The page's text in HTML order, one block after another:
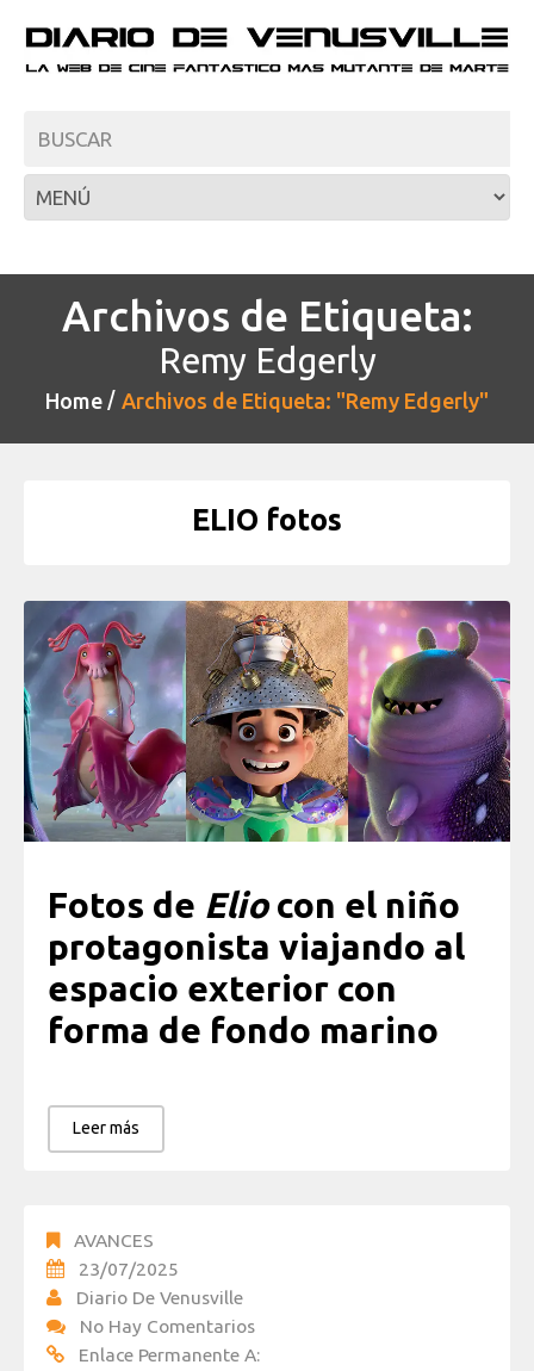
Archivos de Etiqueta:
Remy Edgerly
Home Archivos de Etiqueta: "Remy Edgerly"
ELIO fotos
Fotos de Eliocon el niño
protagonista viajando al
espacio exterior con
forma de fondo marino
Leer más
AVANCES
23/07/2025
Diario De Venusville
No Hay Comentarios
Enlace Permanente A: